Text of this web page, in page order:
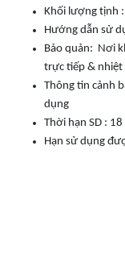
Khối lượng tịnh
Hướng dẫn sử
Bảo quản: Nơi
trực tiếp & nhiệt
Thông tin cảnh
dụng
Thời hạn SD :
Hạn sử dụng